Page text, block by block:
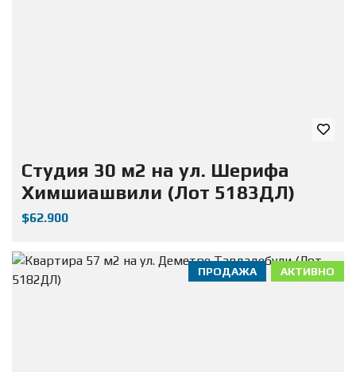
Студия 30 м2 на ул. Шерифа
Химшиашвили (Лот 5183ДЛ)
$62.900
АКТИВНО
ПРОДАЖА